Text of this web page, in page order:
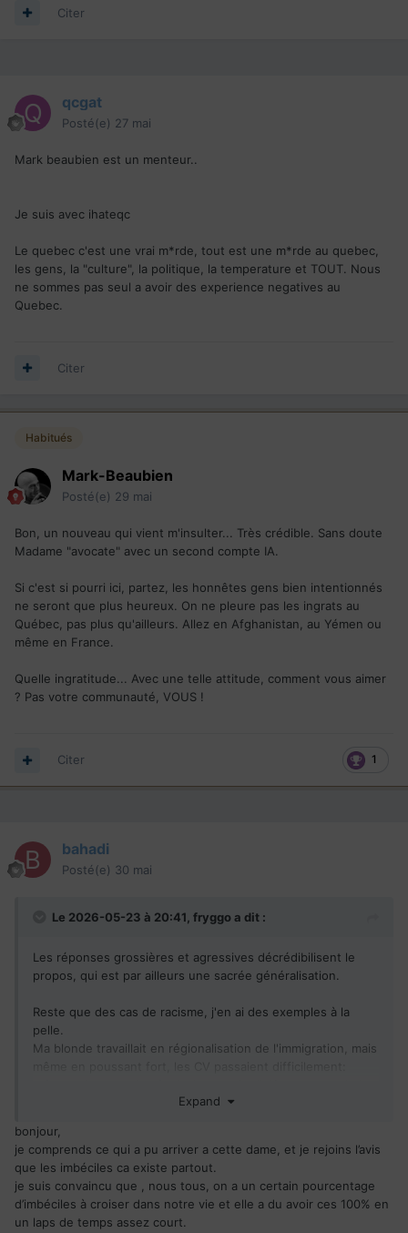
Citer
qcgat
Posté(e) 27 mai
Mark beaubien est un menteur..
Je suis avec ihateqc
Le quebec c'est une vrai m*rde, tout est une m*rde au quebec,
les gens, la "culture", la politique, la temperature et TOUT. Nous
ne sommes pas seul a avoir des experience negatives au
Quebec.
Citer
Habitués
Mark-Beaubien
Posté(e) 29 mai
Bon, un nouveau qui vient m'insulter... Très crédible. Sans doute
Madame "avocate" avec un second compte IA.
Si c'est si pourri ici, partez, les honnêtes gens bien intentionnés
ne seront que plus heureux. On ne pleure pas les ingrats au
Québec, pas plus qu'ailleurs. Allez en Afghanistan, au Yémen ou
même en France.
Quelle ingratitude... Avec une telle attitude, comment vous aimer
? Pas votre communauté, VOUS !
1
Citer
bahadi
Posté(e) 30 mai
Le 2026-05-23 à 20:41, fryggoa dit :
Les réponses grossières et agressives décrédibilisent le
propos, qui est par ailleurs une sacrée généralisation.
Reste que des cas de racisme, j'en ai des exemples à la
pelle.
Ma blonde travaillait en régionalisation de l'immigration, mais
Mon fils, qui a passé plus de la moitié de sa vie au Québec
mais parle avec l'accent français est exaspéré de se prendre
systématiquement des remarques sur ce dernier.
Bon, c'est sûr que la couche de chauvinisme épouvantable
Expand
bonjour,
je comprends ce qui a pu arriver a cette dame, et je rejoins l’avis
que les imbéciles ca existe partout.
je suis convaincu que , nous tous, on a un certain pourcentage
d’imbéciles à croiser dans notre vie et elle a du avoir ces 100% en
un laps de temps assez court.